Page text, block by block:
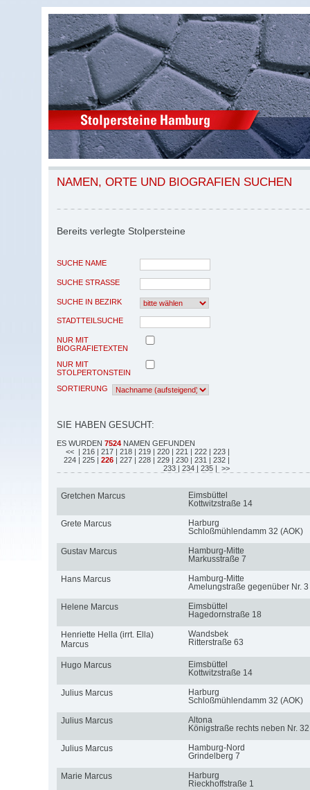
NAMEN, ORTE UND BIOGRAFIEN SUCHEN
Bereits verlegte Stolpersteine
SUCHE NAME
SUCHE STRASSE
SUCHE IN BEZIRK
STADTTEILSUCHE
NUR MIT
BIOGRAFIETEXTEN
NUR MIT
STOLPERTONSTEIN
SORTIERUNG
SIE HABEN GESUCHT:
ES WURDEN 7524 NAMEN GEFUNDEN
<< | 216 | 217 | 218 | 219 | 220 | 221 | 222 | 223 |
224 | 225 | 226 | 227 | 228 | 229 | 230 | 231 | 232 |
233 | 234 | 235 | >>
Gretchen Marcus
Eimsbüttel
Kottwitzstraße 14
Grete Marcus
Harburg
Schloßmühlendamm 32 (AOK)
Gustav Marcus
Hamburg-Mitte
Markusstraße 7
Hans Marcus
Hamburg-Mitte
Amelungstraße gegenüber Nr. 3
Helene Marcus
Eimsbüttel
Hagedornstraße 18
Henriette Hella (irrt. Ella)
Marcus
Wandsbek
Ritterstraße 63
Hugo Marcus
Eimsbüttel
Kottwitzstraße 14
Julius Marcus
Harburg
Schloßmühlendamm 32 (AOK)
Julius Marcus
Altona
Königstraße rechts neben Nr. 32
Julius Marcus
Hamburg-Nord
Grindelberg 7
Marie Marcus
Harburg
Rieckhoffstraße 1